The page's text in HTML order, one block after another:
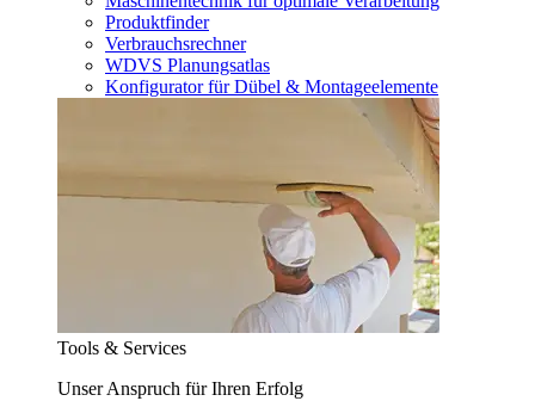
Produktfinder
Verbrauchsrechner
WDVS Planungsatlas
Konfigurator für Dübel & Montageelemente
Tools & Services
Unser Anspruch für Ihren Erfolg